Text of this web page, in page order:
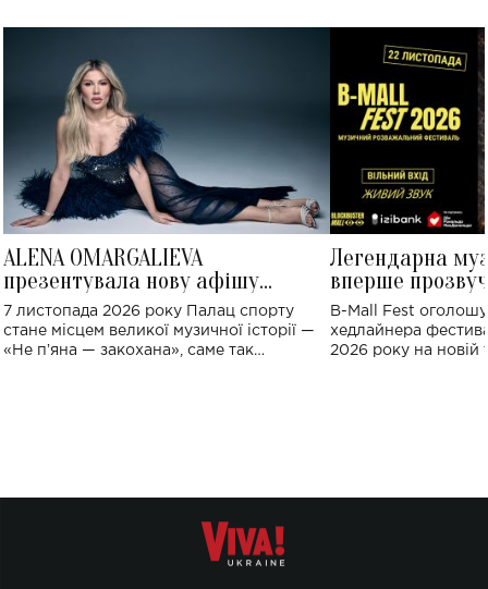
ALENA OMARGALIEVA
презентувала нову афішу
великого концерту в Палаці
спорту
7 листопада 2026 року Палац спорту
стане місцем великої музичної історії —
«Не пʼяна — закохана», саме так
Легендарна
вперше
Україні: де
B-Mall Fest
хедлайнера
2026 року на новій